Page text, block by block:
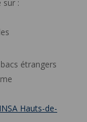
sur :
étrangers
Hauts-de-